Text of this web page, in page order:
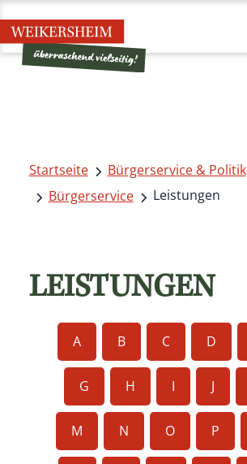
Startseite
Bürgerservice & Politik
Bürgerservice
Leistungen
LEISTUNGEN
A B C D
G H I J
M N O P